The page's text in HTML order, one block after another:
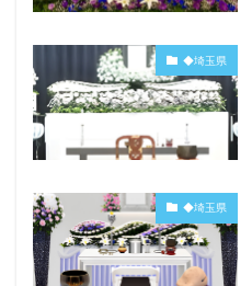
◆埼玉県
◆埼玉県